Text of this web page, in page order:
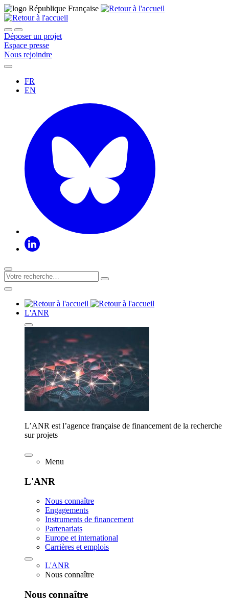
Déposer un projet
Espace presse
Nous rejoindre
FR
EN
L'ANR
L’ANR est l’agence française de financement de la recherche
sur projets
Menu
L'ANR
Nous connaître
Engagements
Instruments de financement
Partenariats
Europe et international
Carrières et emplois
L'ANR
Nous connaître
Nous connaître